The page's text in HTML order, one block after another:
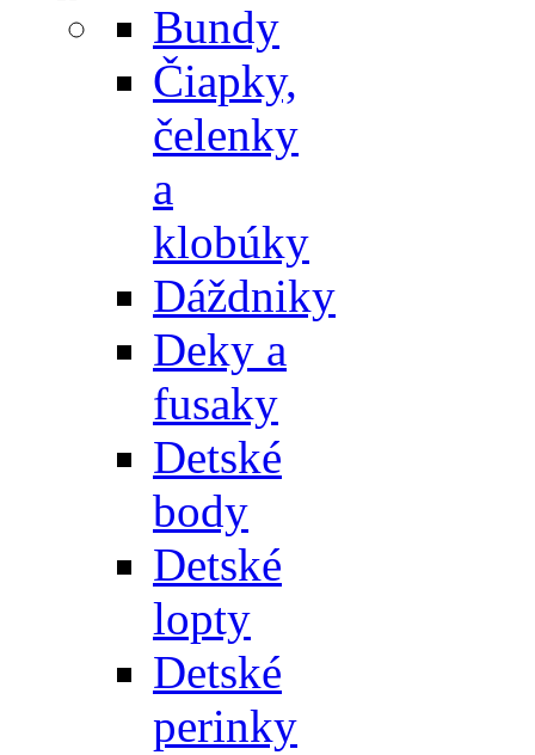
Bundy
Čiapky,
čelenky
a
klobúky
Dáždniky
Deky a
fusaky
Detské
body
Detské
lopty
Detské
perinky